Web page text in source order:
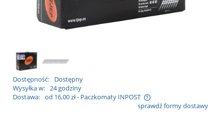
Dostępność:
Dostępny
Wysyłka w: 24 godziny
Dostawa: od 16,00 zł- Paczkomaty INPOST
sprawdź formy dostawy